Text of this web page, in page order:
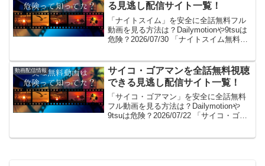
る見逃し配信サイト一覧！
「ナイトスイム」を安全に全話無料フル
動画を見る方法は？Dailymotionや9tsuは
危険？2026/07/30 「ナイトスイム無料で
dailymotionやYo...
動画配信情報
サイコ・ゴアマンを全話無料視聴
できる見逃し配信サイト一覧！
「サイコ・ゴアマン」を安全に全話無料
フル動画を見る方法は？Dailymotionや
9tsuは危険？2026/07/22 「サイコ・ゴア